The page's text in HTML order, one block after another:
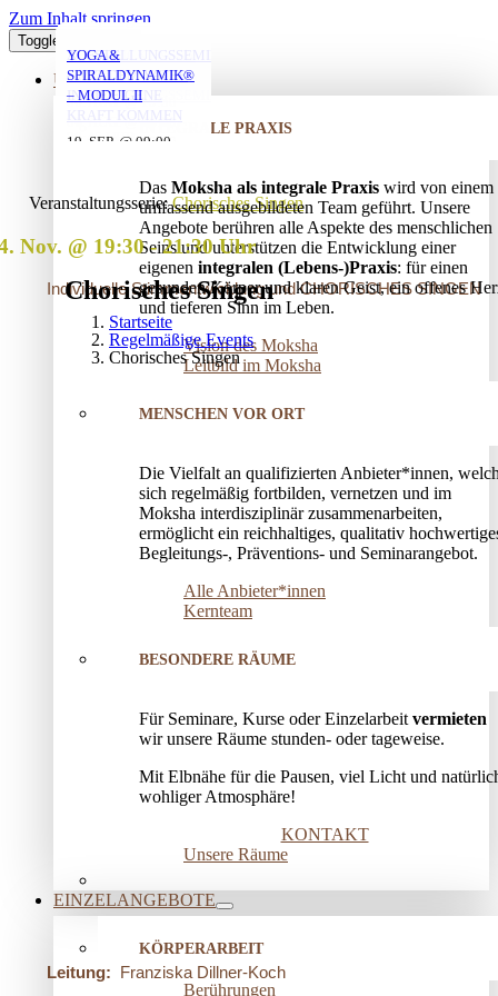
Zum Inhalt springen
Toggle Navigation
ÜBER UNS
INTEGRALE PRAXIS
Das Moksha als integrale Praxis wird von einem
umfassend ausgebildeten Team geführt. Unsere
Angebote berühren alle Aspekte des menschlichen
Seins und unterstützen die Entwicklung einer
eigenen integralen (Lebens-)Praxis: für einen
gesunden Körper und klaren Geist, ein offenes
und tieferen Sinn im Leben.
Vision des Moksha
Leitbild im Moksha
MENSCHEN VOR ORT
Die Vielfalt an qualifizierten Anbieter*innen,
sich regelmäßig fortbilden, vernetzen und im
Moksha interdisziplinär zusammenarbeiten,
ermöglicht ein reichhaltiges, qualitativ
Begleitungs-, Präventions­- und Seminarangebot.
Alle Anbieter*innen
Kernteam
BESONDERE RÄUME
Für Seminare, Kurse oder Einzelarbeit vermieten
wir unsere Räume stunden- oder tageweise.
Mit Elbnähe für die Pausen, viel Licht und
wohliger Atmosphäre!
KONTAKT
Unsere Räume
EINZELANGEBOTE
KÖRPERARBEIT
Berührungen
Chorisches Singen
Startseite
Regelmäßige Events
Chorisches Singen
Veranstaltungsserie:Chorisches Singen
Nov. @ 19:30-21:30
Individuelle Stimmentwicklung und CHORISCHES SINGEN
Leitung: Franziska Dillner-Koch
YOGA FÜR ÄLTERE
MIT ANNA
06. AUG. @ 17:45-
YOGA MIT ANNA
06. AUG. @ 19:30
20:45
MORGENYOGA MIT
ANNA
07. AUG. @ 08:00-
VERSTRICKUNGEN
LÖSEN – OFFENES
AUFSTELLUNGSSEMINAR
25. AUG. @ 17:00
AUFSTELLUNGSSEMINAR
– MIT DEM VATER
IN DIE EIGENE
KRAFT KOMMEN
17:30
YOGA &
SPIRALDYNAMIK®
– MODUL II
19. SEP. @ 09:00
20. SEP. @ 16:00